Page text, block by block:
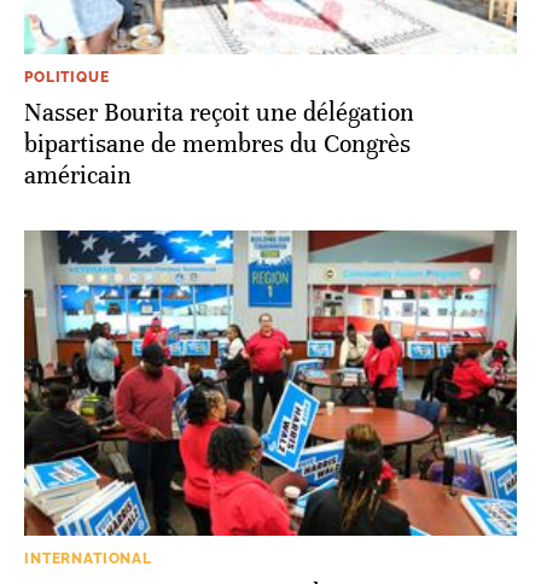
POLITIQUE
Nasser Bourita reçoit une délégation
bipartisane de membres du Congrès
américain
INTERNATIONAL